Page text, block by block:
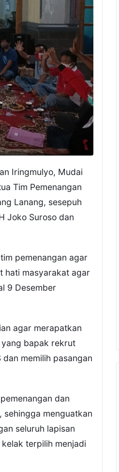
Iringmulyo, Mudai
Tim Pemenangan
Lanang, sesepuh
Joko Suroso dan
pemenangan agar
hati masyarakat agar
9 Desember
agar merapatkan
bapak rekrut
memilih pasangan
dan
sehingga menguatkan
seluruh lapisan
terpilih menjadi